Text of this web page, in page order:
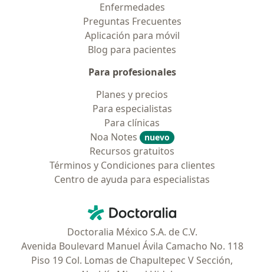
Enfermedades
Preguntas Frecuentes
Aplicación para móvil
Blog para pacientes
Para profesionales
Planes y precios
Para especialistas
Para clínicas
Noa Notes
nuevo
Recursos gratuitos
Términos y Condiciones para clientes
Centro de ayuda para especialistas
Doctoralia - Página de inicio
Doctoralia México S.A. de C.V.
Avenida Boulevard Manuel Ávila Camacho No. 118
Piso 19 Col. Lomas de Chapultepec V Sección,